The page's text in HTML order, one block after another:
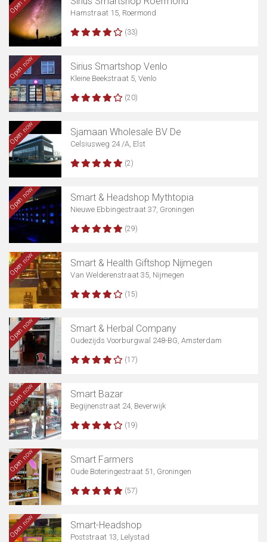
Hamstraat 15, Roermond
(33)
Open now Sirius Smartshop Venlo
Kleine Beekstraat 5, Venlo
(20)
Open now Sjamaan Wholesale BV De
Celsiusweg 24 /A, Elst
(2)
Open now Smart & Headshop Mythtopia
Nieuwe Ebbingestraat 37, Groningen
(29)
Open now Smart & Health Giftshop Nijmegen
Van Welderenstraat 35, Nijmegen
(15)
Open now Smart & Herbal Company
Oudezijds Voorburgwal 248-BG, Amsterdam
(17)
Open now Smart Bazar
Begijnenstraat 24, Beverwijk
(19)
Open now Smart Farmers
Oude Boteringestraat 51, Groningen
(57)
Open now Smart-Headshop
Poststraat 13, Lelystad